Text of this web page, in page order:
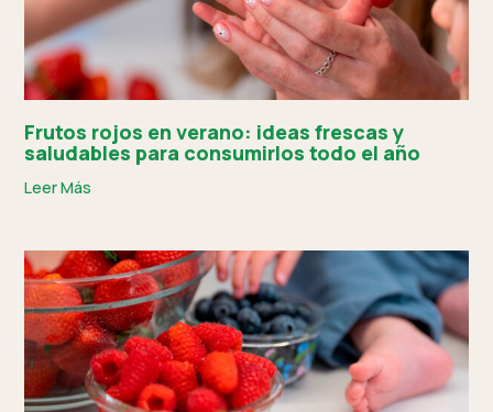
Frutos rojos en verano: ideas frescas y
saludables para consumirlos todo el año
Leer Más